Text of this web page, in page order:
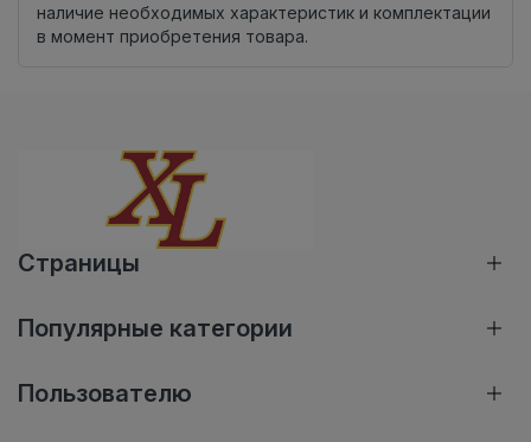
наличие необходимых характеристик и комплектации
в момент приобретения товара.
Страницы
Популярные категории
Пользователю